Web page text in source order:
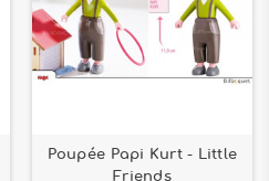
Poupée Papi Kurt - Little
Friends